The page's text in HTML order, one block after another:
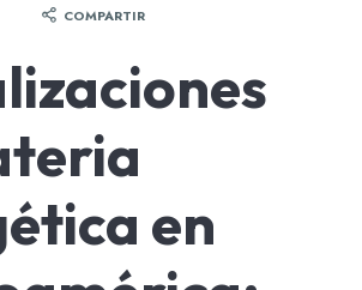
COMPARTIR
en